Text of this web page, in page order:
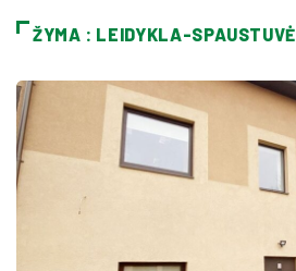
ŽYMA : LEIDYKLA-SPAUSTUVĖ